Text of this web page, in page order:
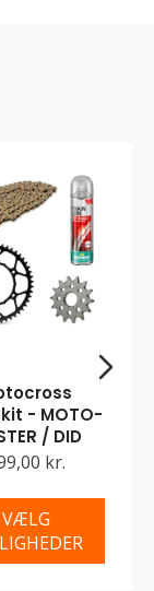
- MOTO-
/ DID
kr.
VÆLG